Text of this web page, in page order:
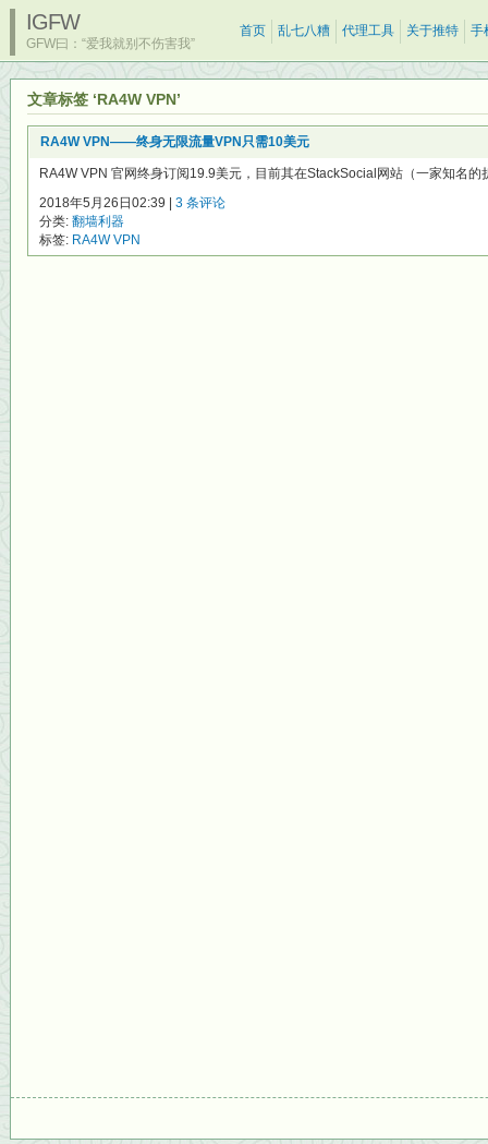
IGFW
GFW曰：“爱我就别不伤害我”
首页 乱七八糟 代理工具 关于推特 手
文章标签 ‘RA4W VPN’
RA4W VPN——终身无限流量VPN只需10美元
RA4W VPN 官网终身订阅19.9美元，目前其在StackSocial网站（一家知名
2018年5月26日02:39 | 3 条评论
分类: 翻墙利器
标签: RA4W VPN